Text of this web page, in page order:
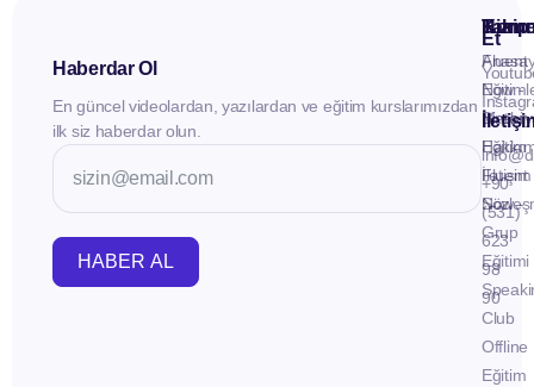
Haberdar Ol
En güncel videolardan, yazılardan ve eğitim kurslarımızdan
ilk siz haberdar olun.
HABER AL
İletişim
Fluent
Now -
Birebir
Eğitim
Fluent
Now -
Grup
Eğitimi
Club
Offline
Eğitim
Takip
Et
+90
(531)
623
98
90